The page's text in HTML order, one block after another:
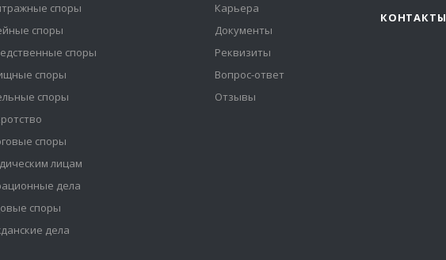
споры
споры
споры
споры
споры
споры
лицам
дела
споры
дела
Карьера
Документы
Реквизиты
Вопрос-ответ
Отзывы
КОНТАКТЫ